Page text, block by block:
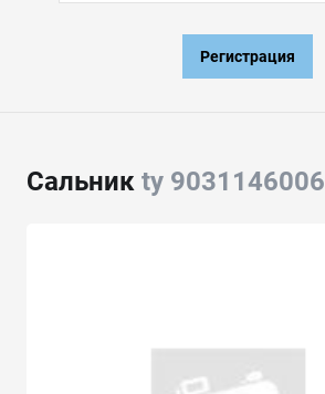
Регистрация
Сальник ty 9031146006